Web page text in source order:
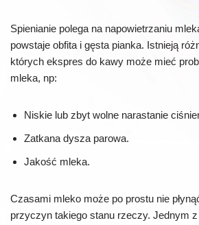
Spienianie polega na napowietrzaniu
powstaje obfita i gęsta pianka. Istnieją
których ekspres do kawy może mieć
mleka, np:
Niskie lub zbyt wolne narastanie
Zatkana dysza parowa.
Jakość mleka.
Czasami mleko może po prostu nie
przyczyn takiego stanu rzeczy. Jednym